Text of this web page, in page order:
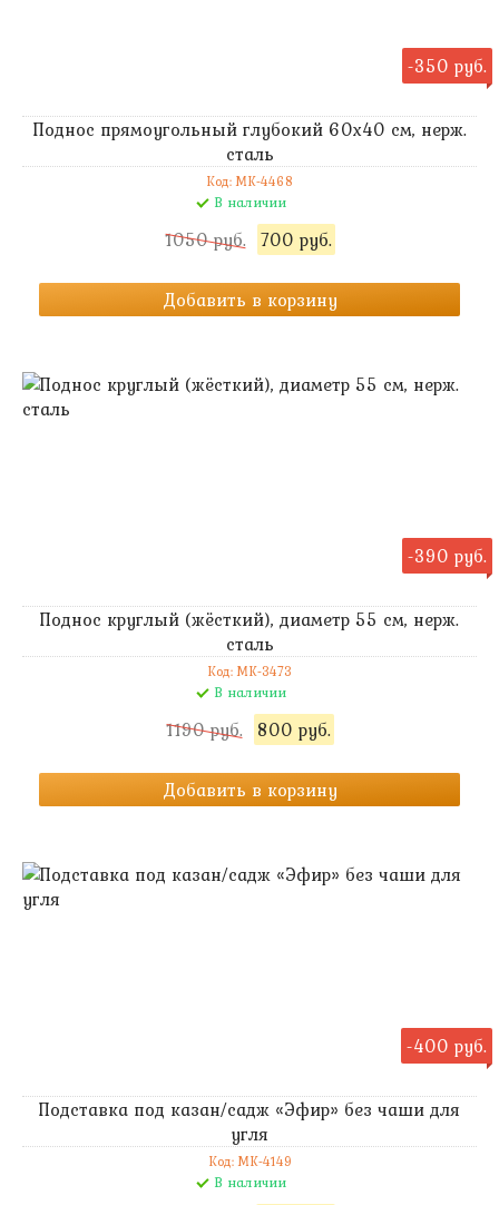
-350 руб.
Поднос прямоугольный глубокий 60х40 см, нерж.
сталь
Код: MK-4468
В наличии
1050 руб. 700 руб.
Добавить в корзину
-390 руб.
Поднос круглый (жёсткий), диаметр 55 см, нерж.
сталь
Код: MK-3473
В наличии
1190 руб. 800 руб.
Добавить в корзину
-400 руб.
Подставка под казан/садж «Эфир» без чаши для
угля
Код: MK-4149
В наличии